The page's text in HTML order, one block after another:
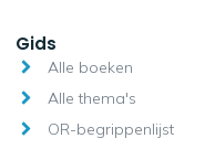
Gids
Alle boeken
Alle thema's
OR-begrippenlijst